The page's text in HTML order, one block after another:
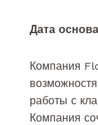
Дата
Компания
работы с
Компания